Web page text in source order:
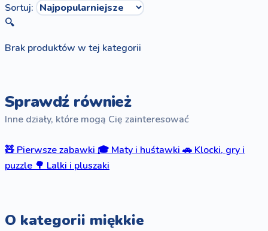
Sortuj:
🔍
Brak produktów w tej kategorii
Sprawdź również
Inne działy, które mogą Cię zainteresować
🧸 Pierwsze zabawki 🎓 Maty i huśtawki 🚗 Klocki, gry i
puzzle 🌳 Lalki i pluszaki
O kategorii miękkie